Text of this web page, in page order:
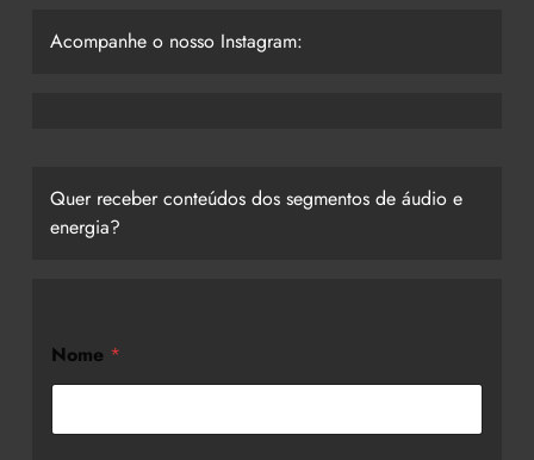
Acompanhe o nosso Instagram:
Quer receber conteúdos dos segmentos de áudio e
energia?
Nome *